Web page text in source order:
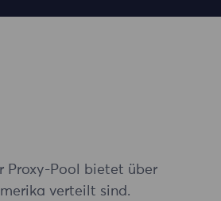
Proxy-Pool bietet über
verteilt sind.